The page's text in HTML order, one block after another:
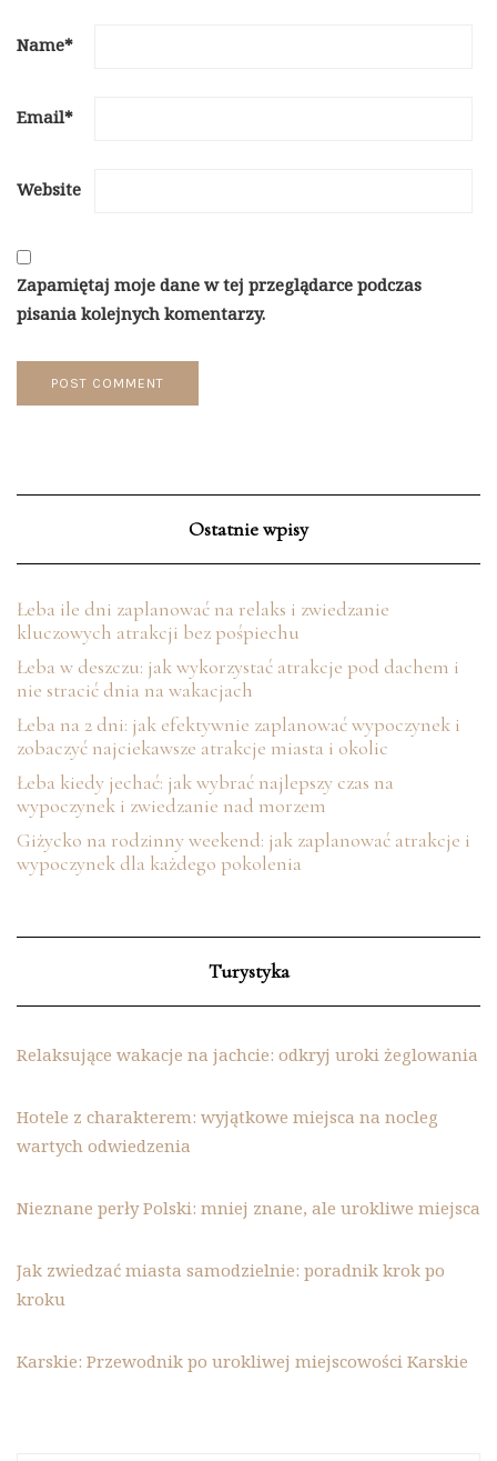
Name*
Email*
Website
Zapamiętaj moje dane w tej przeglądarce podczas
pisania kolejnych komentarzy.
Ostatnie wpisy
Łeba ile dni zaplanować na relaks i zwiedzanie
kluczowych atrakcji bez pośpiechu
Łeba w deszczu: jak wykorzystać atrakcje pod dachem i
nie stracić dnia na wakacjach
Łeba na 2 dni: jak efektywnie zaplanować wypoczynek i
zobaczyć najciekawsze atrakcje miasta i okolic
Łeba kiedy jechać: jak wybrać najlepszy czas na
wypoczynek i zwiedzanie nad morzem
Giżycko na rodzinny weekend: jak zaplanować atrakcje i
wypoczynek dla każdego pokolenia
Turystyka
Relaksujące wakacje na jachcie: odkryj uroki żeglowania
Hotele z charakterem: wyjątkowe miejsca na nocleg
wartych odwiedzenia
Nieznane perły Polski: mniej znane, ale urokliwe miejsca
Jak zwiedzać miasta samodzielnie: poradnik krok po
kroku
Karskie: Przewodnik po urokliwej miejscowości Karskie